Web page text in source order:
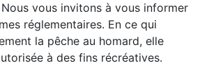
vous invitons à vous informer
réglementaires. En ce qui
la pêche au homard, elle
à des fins récréatives.